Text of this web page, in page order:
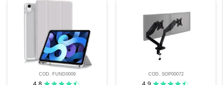
COD. FUND0009 COD. SOP00072